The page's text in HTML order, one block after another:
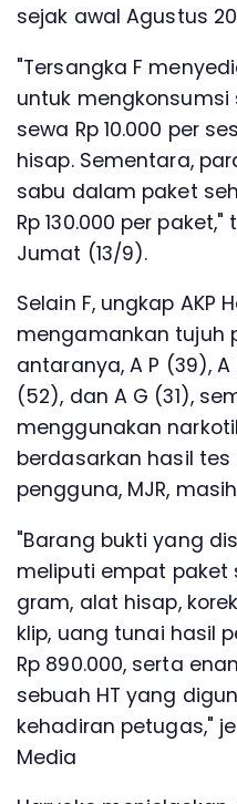
sejak awal Agustus
"Tersangka F
untuk
sewa Rp 10.000 per
hisap. Sementara,
sabu dalam paket
Rp 130.000 per
Jumat (13/9).
Selain F, ungkap AKP
mengamankan tujuh
antaranya, A P (39), A
(52), dan A G (31),
menggunakan
berdasarkan hasil tes
pengguna, MJR,
"Barang bukti yang
meliputi empat paket
gram, alat hisap,
klip, uang tunai hasil
Rp 890.000, serta
sebuah HT yang
kehadiran petugas,"
Media